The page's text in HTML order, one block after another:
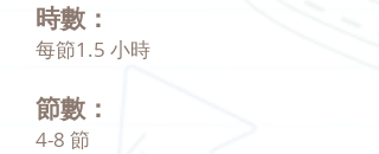
時數：
每節1.5 小時
節數：
4-8 節